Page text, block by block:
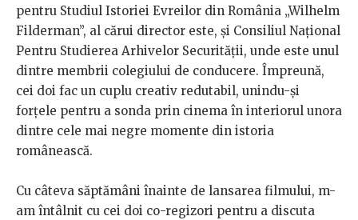
pentru Studiul Istoriei Evreilor din România „Wilhelm
Filderman”, al cărui director este, și Consiliul Național
Pentru Studierea Arhivelor Securității, unde este unul
dintre membrii colegiului de conducere. Împreună,
cei doi fac un cuplu creativ redutabil, unindu-și
forțele pentru a sonda prin cinema în interiorul unora
dintre cele mai negre momente din istoria
românească.
Cu câteva săptămâni înainte de lansarea filmului, m-
am întâlnit cu cei doi co-regizori pentru a discuta